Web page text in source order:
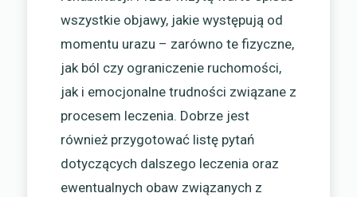
wszystkie objawy, jakie występują od
momentu urazu – zarówno te fizyczne,
jak ból czy ograniczenie ruchomości,
jak i emocjonalne trudności związane z
procesem leczenia. Dobrze jest
również przygotować listę pytań
dotyczących dalszego leczenia oraz
ewentualnych obaw związanych z